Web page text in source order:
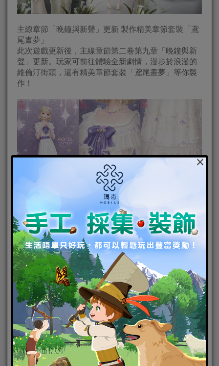
主線章節「晚鐘與新聲」更新 製作精美章節套裝「鳶
尾晝夢」
此次遊戲更新後，主線章節第二卷第九章「晚鐘與新
聲」更新。玩家可前往體驗全新劇情，漫步於浪漫的
維倫汀街頭，還有精美章節套裝「鳶尾晝夢」等你製
作！
2月24日至3月6日期間，「新章啟程」福利活動限時開
啟。玩家通關全新主線卷Ⅱ第九章「晚鐘與新聲」，並
參與「鳶尾晝夢」部件製作，即可獲得金幣及既定培
養材料獎勵。全服製衣進度達到指定階段，還可獲得
×